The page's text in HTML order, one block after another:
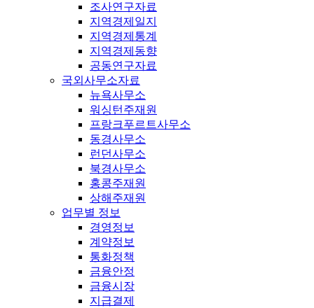
조사연구자료
지역경제일지
지역경제통계
지역경제동향
공동연구자료
국외사무소자료
뉴욕사무소
워싱턴주재원
프랑크푸르트사무소
동경사무소
런던사무소
북경사무소
홍콩주재원
상해주재원
업무별 정보
경영정보
계약정보
통화정책
금융안정
금융시장
지급결제